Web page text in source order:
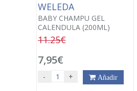
WELEDA
BABY CHAMPU GEL
CALENDULA (200ML)
11.25€
7,95€
- + Añadir